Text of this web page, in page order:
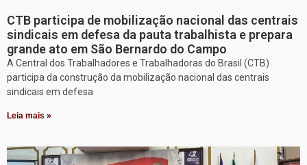
CTB participa de mobilização nacional das centrais
sindicais em defesa da pauta trabalhista e prepara
grande ato em São Bernardo do Campo
A Central dos Trabalhadores e Trabalhadoras do Brasil (CTB)
participa da construção da mobilização nacional das centrais
sindicais em defesa
Leia mais »